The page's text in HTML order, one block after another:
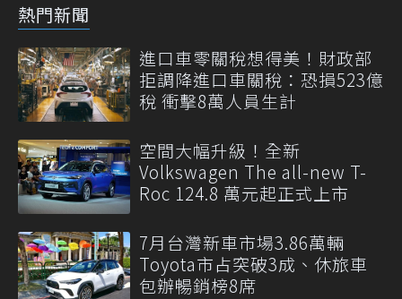
熱門新聞
進口車零關稅想得美！財政部
拒調降進口車關稅：恐損523億
稅 衝擊8萬人員生計
空間大幅升級！全新
Volkswagen The all-new T-
Roc 124.8 萬元起正式上市
7月台灣新車市場3.86萬輛
Toyota市占突破3成、休旅車
包辦暢銷榜8席